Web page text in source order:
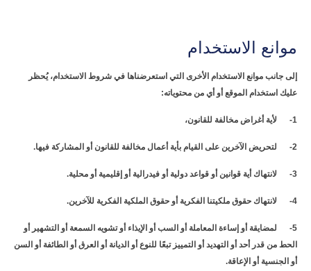
موانع الاستخدام
إلى جانب موانع الاستخدام الأخرى التي استعرضناها في شروط الاستخدام، يُحظر
عليك استخدام الموقع أو أي من محتوياته:
1- لأية أغراض مخالفة للقانون،
2- لتحريض الآخرين على القيام بأية أعمال مخالفة للقانون أو المشاركة فيها.
3- لانتهاك أية قوانين أو قواعد دولية أو فيدرالية أو إقليمية أو محلية.
4- لانتهاك حقوق ملكيتنا الفكرية أو حقوق الملكية الفكرية للآخرين.
5- لمضايقة أو إساءة المعاملة أو السب أو الإيذاء أو تشويه السمعة أو التشهير أو
الحط من قدر أحد أو التهديد أو التمييز تبعًا للنوع أو الديانة أو العرق أو الطائفة أو السن
أو الجنسية أو الإعاقة.